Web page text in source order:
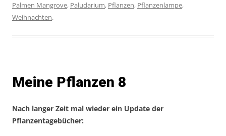
Palmen Mangrove, Paludarium, Pflanzen, Pflanzenlampe,
Weihnachten.
Meine Pflanzen 8
Nach langer Zeit mal wieder ein Update der
Pflanzentagebücher: